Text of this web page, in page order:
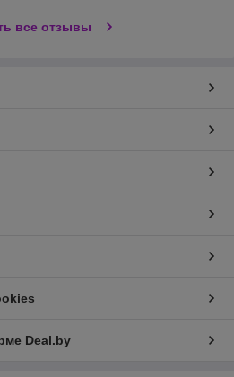
все отзывы
Deal.by